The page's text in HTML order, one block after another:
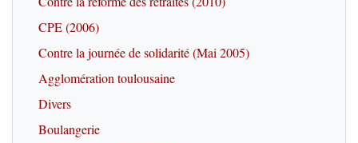
CPE (2006)
Contre la journée de solidarité (Mai 2005)
Agglomération toulousaine
Divers
Boulangerie